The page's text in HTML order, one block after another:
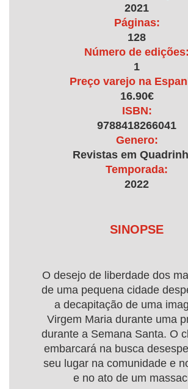
2021
Páginas:
128
Número de edições:
1
Preço varejo na
16.90€
ISBN:
9788418266041
Genero:
Revistas em
Temporada:
2022
SINOPSE
O desejo de liberdade dos
de uma pequena cidade
a decapitação de uma
Virgem Maria durante uma
durante a Semana Santa. O
embarcará na busca
seu lugar na comunidade e
e no ato de um